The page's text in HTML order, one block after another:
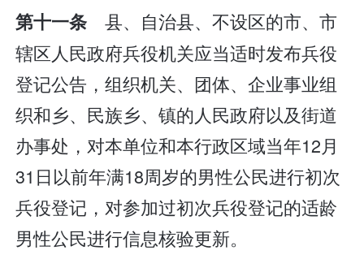
第十一条 县、自治县、不设区的市、市
辖区人民政府兵役机关应当适时发布兵役
登记公告，组织机关、团体、企业事业组
织和乡、民族乡、镇的人民政府以及街道
办事处，对本单位和本行政区域当年12月
31日以前年满18周岁的男性公民进行初次
兵役登记，对参加过初次兵役登记的适龄
男性公民进行信息核验更新。